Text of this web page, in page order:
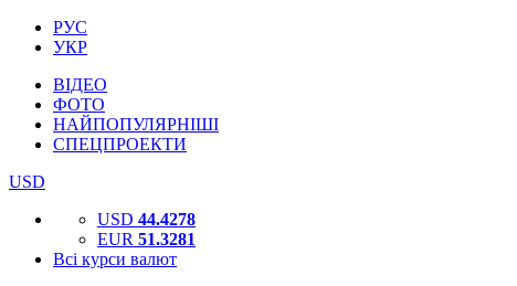
РУС
УКР
ВІДЕО
ФОТО
НАЙПОПУЛЯРНІШІ
СПЕЦПРОЕКТИ
USD
USD 44.4278
EUR 51.3281
Всі курси валют